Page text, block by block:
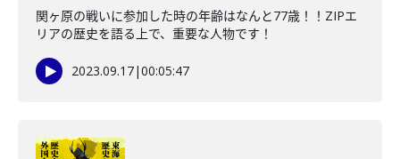
関ヶ原の戦いに参加した時の年齢はなんと77歳！！ZIPエ
リアの歴史を語る上で、重要な人物です！
2023.09.17|00:05:47